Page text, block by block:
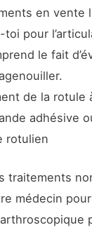
en vente
toi pour
le fait
de la rotule
adhésive
rotulien
traitements
médecin